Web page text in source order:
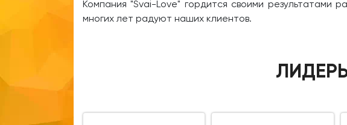
Компания "Svai-Love" гордится своими
многих лет радуют наших клиентов.